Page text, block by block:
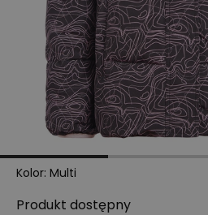
Kolor: Multi
Produkt dostępny